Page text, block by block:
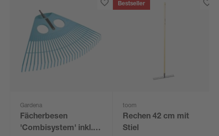
Gardena
Fächerbesen
'Combisystem' inkl.
Bestseller
toom
Rechen 42 cm mit
Stiel